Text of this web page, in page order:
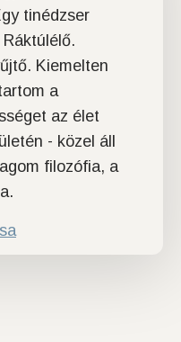
tinédzser
Kiemelten
a
az élet
- közel áll
filozófia, a